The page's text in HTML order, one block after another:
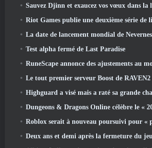
Sauvez Djinn et exaucez vos vœux dans la ligue
Riot Games publie une deuxième série de
La date de lancement mondial de Neverness To
Test alpha fermé de Last Paradise
RuneScape annonce des ajustements au modèle d'adhésion Premier pour tenir compte des
Le tout premier serveur Boost de RAVEN2 est lancé avec la
Highguard a visé mais a raté sa grande
Dungeons & Dragons Online célèbre le « 20e anniversaire de Natural » avec une quête
Roblox serait à nouveau poursuivi pour « pratiques mettant en danger
Deux ans et demi après la fermeture du jeu, Gamigo taquine le retour du